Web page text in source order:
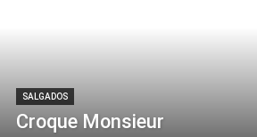
SALGADOS
Croque Monsieur